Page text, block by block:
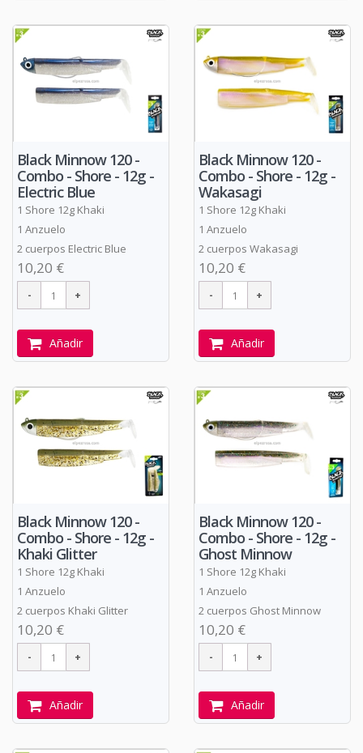
Black Minnow 120 -
Combo - Shore - 12g -
Electric Blue
1 Shore 12g Khaki
1 Anzuelo
2 cuerpos Electric Blue
10,20 €
Añadir
Black Minnow 120 -
Combo - Shore - 12g -
Wakasagi
1 Shore 12g Khaki
1 Anzuelo
2 cuerpos Wakasagi
10,20 €
Añadir
Black Minnow 120 -
Combo - Shore - 12g -
Khaki Glitter
1 Shore 12g Khaki
1 Anzuelo
2 cuerpos Khaki Glitter
10,20 €
Añadir
Black Minnow 120 -
Combo - Shore - 12g -
Ghost Minnow
1 Shore 12g Khaki
1 Anzuelo
2 cuerpos Ghost Minnow
10,20 €
Añadir